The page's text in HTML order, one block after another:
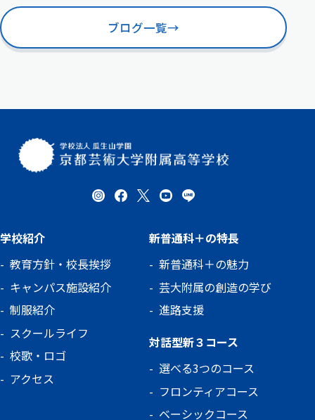
催されました！ 「いわゆる体育祭のこと？」と思う
ブログ一覧→
学校紹介
教育方針・校長挨拶
キャンパス施設紹介
制服紹介
スクールライフ
校歌・ロゴ
アクセス
新普通科＋の特長
新普通科＋の魅力
芸大附属の創造の学び
進路支援
対話型新３コース
選べる3つのコース
フロンティアコース
ベーシックコース